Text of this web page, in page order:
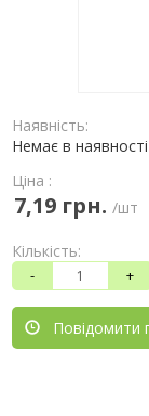
Наявність:
Немає в наявності
Ціна :
7,19 грн. /шт
Кількість:
- +
Повідомити